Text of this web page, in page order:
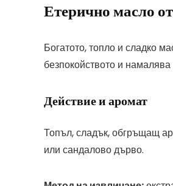
Етерично масло
Богатото, топло и сладко
безпокойството и
Действие и аромат
Топъл, сладък, обгръщащ
или сандалово дърво.